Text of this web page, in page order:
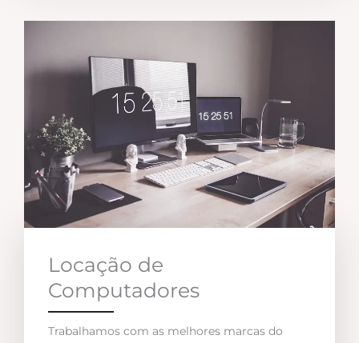
Locação de
Computadores
Trabalhamos com as melhores marcas do